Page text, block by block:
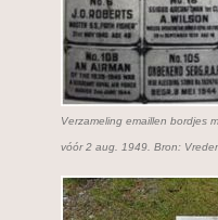
Verzameling emaillen bordjes
vóór 2 aug. 1949. Bron: